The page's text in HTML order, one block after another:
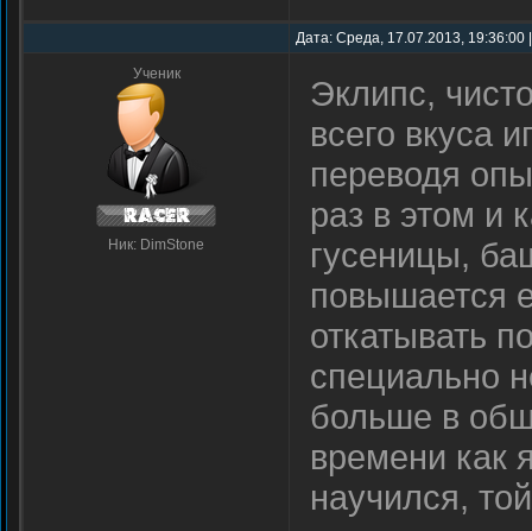
Дата: Среда, 17.07.2013,
Ученик
Ник: DimStone
Эклипс,
всего вкуса
переводя
раз в этом и
гусеницы,
повышается
откатывать
специально
больше в
времени как
научился,